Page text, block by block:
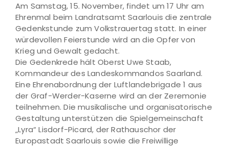
Am Samstag, 15. November, findet um 17 Uhr am
Ehrenmal beim Landratsamt Saarlouis die zentrale
Gedenkstunde zum Volkstrauertag statt. In einer
würdevollen Feierstunde wird an die Opfer von
Krieg und Gewalt gedacht.
Die Gedenkrede hält Oberst Uwe Staab,
Kommandeur des Landeskommandos Saarland.
Eine Ehrenabordnung der Luftlandebrigade 1 aus
der Graf-Werder-Kaserne wird an der Zeremonie
teilnehmen. Die musikalische und organisatorische
Gestaltung unterstützen die Spielgemeinschaft
„Lyra“ Lisdorf-Picard, der Rathauschor der
Europastadt Saarlouis sowie die Freiwillige